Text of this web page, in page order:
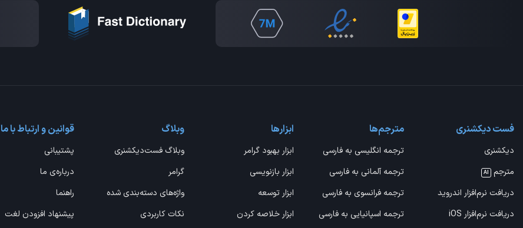
فست دیکشنری
دیکشنری
مترجم
AI
دریافت نرم‌افزار اندروید
دریافت نرم‌افزار iOS
مترجم‌ها
ترجمه انگلیسی به فارسی
ترجمه آلمانی به فارسی
ترجمه فرانسوی به فارسی
ترجمه اسپانیایی به فارسی
ابزارها
ابزار بهبود گرامر
ابزار بازنویسی
ابزار توسعه
ابزار خلاصه کردن
وبلاگ
وبلاگ فست‌دیکشنری
گرامر
واژه‌های دسته‌بندی شده
نکات کاربردی
قوانین و ارتباط با ما
پشتیبانی
درباره‌ی ما
راهنما
پیشنهاد افزودن لغت